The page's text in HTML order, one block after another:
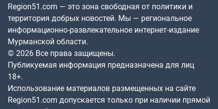
Region51.com — это зона свободная от политики и
территория добрых новостей. Мы — региональное
информационно-развлекательное интернет-издание
Мурманской области.
© 2026 Все права защищены.
Публикуемая информация предназначена для лиц
18+.
Использование материалов размещенных на сайте
Region51.com допускается только при наличии прямой